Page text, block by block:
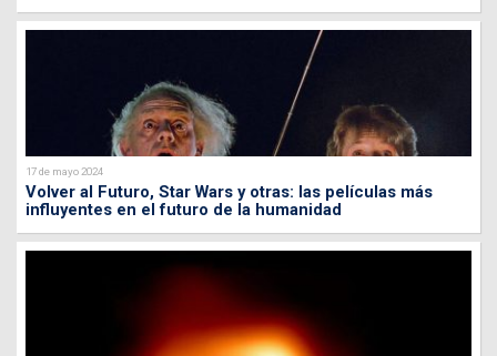
17 de mayo 2024
Volver al Futuro, Star Wars y otras: las películas más
influyentes en el futuro de la humanidad